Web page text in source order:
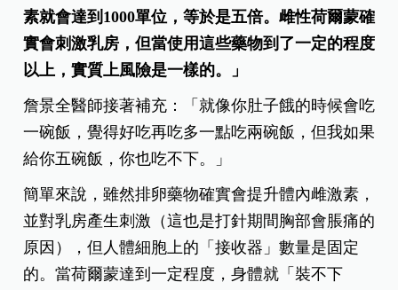
素就會達到1000單位，等於是五倍。雌性荷爾蒙確
實會刺激乳房，但當使用這些藥物到了一定的程度
以上，實質上風險是一樣的。」
詹景全醫師接著補充：「就像你肚子餓的時候會吃
一碗飯，覺得好吃再吃多一點吃兩碗飯，但我如果
給你五碗飯，你也吃不下。」
簡單來說，雖然排卵藥物確實會提升體內雌激素，
並對乳房產生刺激（這也是打針期間胸部會脹痛的
原因），但人體細胞上的「接收器」數量是固定
的。當荷爾蒙達到一定程度，身體就「裝不下